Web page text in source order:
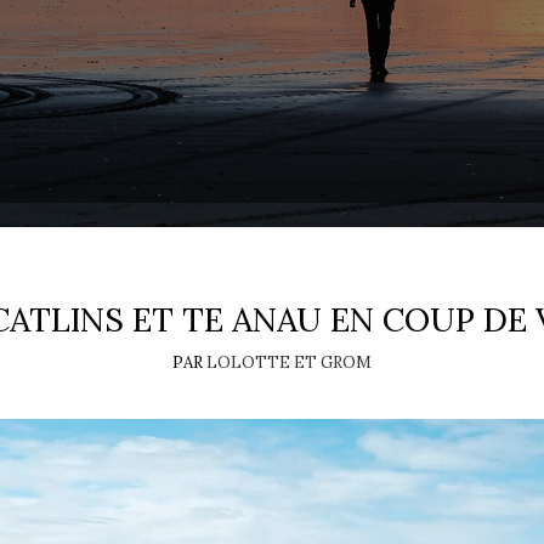
ET TE ANAU EN COUP DE
PAR LOLOTTE ET GROM